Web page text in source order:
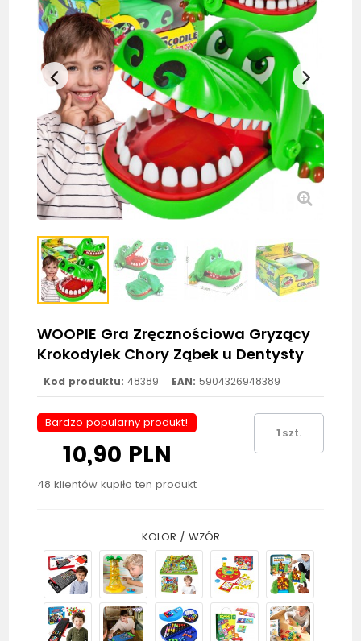
WOOPIE Gra Zręcznościowa Gryzący
Krokodylek Chory Ząbek u Dentysty
Kod produktu: 48389 EAN: 5904326948389
Bardzo popularny produkt!
10,90 PLN
48 klientów kupiło ten produkt
szt.
KOLOR / WZÓR